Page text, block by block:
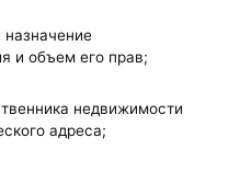
и объем его прав;
недвижимости
адреса;